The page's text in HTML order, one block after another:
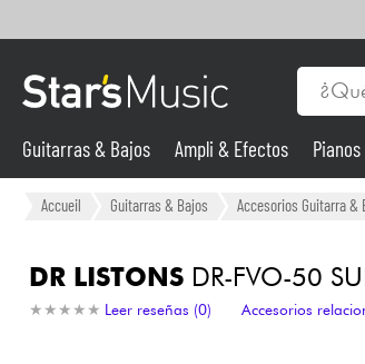
Guitarras & Bajos
Sintetizadores & samplers
Guitarras & Bajos Ampli & Efectos Pianos
Accueil Guitarras & Bajos Accesorios Guitarra &
DR LISTONSDR-FVO-50
★ ★ ★ ★ ★
★ ★ ★ ★ ★ Leer reseñas (0) Accesorios